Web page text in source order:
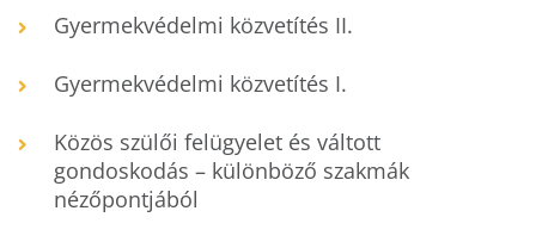
Gyermekvédelmi közvetítés II.
Gyermekvédelmi közvetítés I.
Közös szülői felügyelet és váltott
gondoskodás – különböző szakmák
nézőpontjából